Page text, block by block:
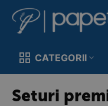
CATEGORII
Seturi